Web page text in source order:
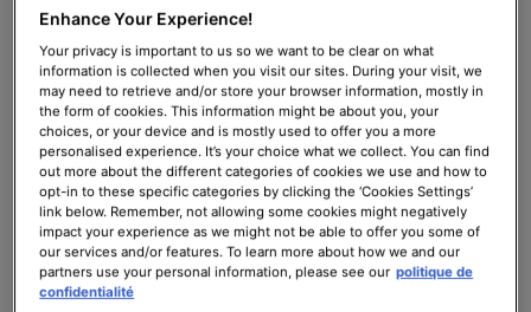
A.G.E. Interrupter Ultra Serum
Sérum multi-correcteur pour la
peau
4.5 (1341)
Une taille disponible
30ml
179,00 €
AJOUTER AU PANIER
A.G.E. INTERRUPTER ULTRA SERUM
C Pure
Sérum antioxydant rides et fermeté
4.4 (8522)
Une taille disponible
30ml
176,00 €
AJOUTER AU PANIER
Enhance Your Experience!
Your privacy is important to us so we want to be clear on what
information is collected when you visit our sites. During your visit, we
may need to retrieve and/or store your browser information, mostly in
the form of cookies. This information might be about you, your
choices, or your device and is mostly used to offer you a more
personalised experience. It’s your choice what we collect. You can find
out more about the different categories of cookies we use and how to
opt-in to these specific categories by clicking the ‘Cookies Settings’
link below. Remember, not allowing some cookies might negatively
impact your experience as we might not be able to offer you some of
our services and/or features. To learn more about how we and our
partners use your personal information, please see our politique de
confidentialité